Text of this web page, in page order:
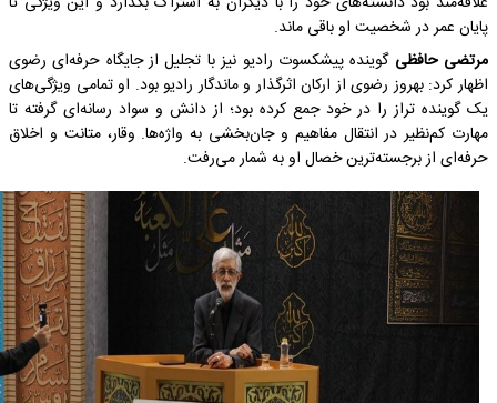
پایان عمر در شخصیت او باقی ماند.
مرتضی حافظی گوینده پیشکسوت رادیو نیز با تجلیل از جایگاه حرفه‌ای رضوی
اظهار کرد: بهروز رضوی از ارکان اثرگذار و ماندگار رادیو بود. او تمامی ویژگی‌های
یک گوینده تراز را در خود جمع کرده بود؛ از دانش و سواد رسانه‌ای گرفته تا
مهارت کم‌نظیر در انتقال مفاهیم و جان‌بخشی به واژه‌ها. وقار، متانت و اخلاق
حرفه‌ای از برجسته‌ترین خصال او به شمار می‌رفت.